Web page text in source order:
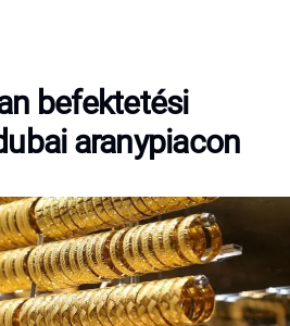
befektetési
aranypiacon